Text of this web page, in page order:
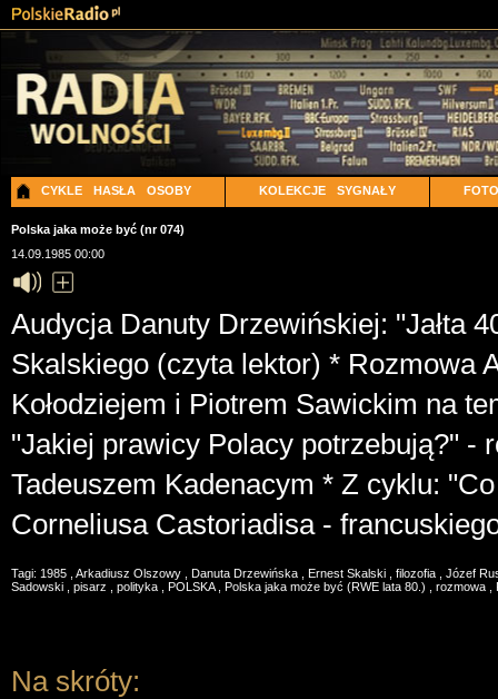
CYKLE HASŁA OSOBY KOLEKCJE SYGNAŁY FOTO
Polska jaka może być (nr 074)
14.09.1985 00:00
Audycja Danuty Drzewińskiej: "Jałta
Skalskiego (czyta lektor) * Rozmowa
Kołodziejem i Piotrem Sawickim na
"Jakiej prawicy Polacy potrzebują?" -
Tadeuszem Kadenacym * Z cyklu:
Corneliusa Castoriadisa -
Tagi: 1985 Arkadiusz Olszowy Danuta Drzewińska Ernest Skalski filozofia
Józef
Sadowski
pisarz polityka POLSKA Polska jaka może być (RWE lata 80.) rozmowa
Na skróty: